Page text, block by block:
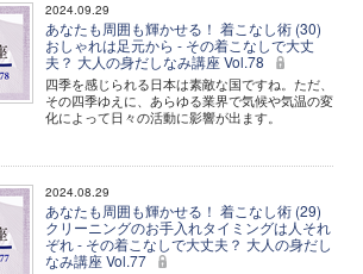
2024.09.29
あなたも周囲も輝かせる！ 着こなし術 (30)
おしゃれは足元から - その着こなしで大丈
夫？ 大人の身だしなみ講座 Vol.78
四季を感じられる日本は素敵な国ですね。ただ、
その四季ゆえに、あらゆる業界で気候や気温の変
化によって日々の活動に影響が出ます。
2024.08.29
あなたも周囲も輝かせる！ 着こなし術 (29)
クリーニングのお手入れタイミングは人それ
ぞれ - その着こなしで大丈夫？ 大人の身だし
なみ講座 Vol.77